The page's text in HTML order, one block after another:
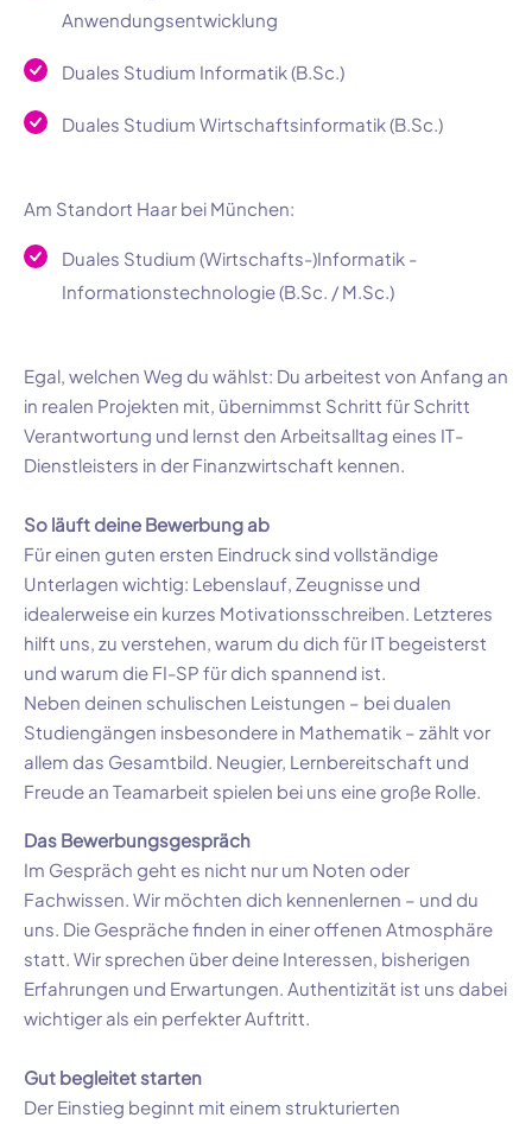
Anwendungsentwicklung
Duales Studium Informatik (B.Sc.)
Duales Studium Wirtschaftsinformatik (B.Sc.)
Am Standort Haar bei München:
Duales Studium (Wirtschafts-)Informatik -
Informationstechnologie (B.Sc. / M.Sc.)
Egal, welchen Weg du wählst: Du arbeitest von Anfang an
in realen Projekten mit, übernimmst Schritt für Schritt
Verantwortung und lernst den Arbeitsalltag eines IT-
Dienstleisters in der Finanzwirtschaft kennen.
So läuft deine Bewerbung ab
Für einen guten ersten Eindruck sind vollständige
Unterlagen wichtig: Lebenslauf, Zeugnisse und
idealerweise ein kurzes Motivationsschreiben. Letzteres
hilft uns, zu verstehen, warum du dich für IT begeisterst
und warum die FI-SP für dich spannend ist.
Neben deinen schulischen Leistungen – bei dualen
Studiengängen insbesondere in Mathematik – zählt vor
allem das Gesamtbild. Neugier, Lernbereitschaft und
Freude an Teamarbeit spielen bei uns eine große Rolle.
Das Bewerbungsgespräch
Im Gespräch geht es nicht nur um Noten oder
Fachwissen. Wir möchten dich kennenlernen – und du
uns. Die Gespräche finden in einer offenen Atmosphäre
statt. Wir sprechen über deine Interessen, bisherigen
Erfahrungen und Erwartungen. Authentizität ist uns dabei
wichtiger als ein perfekter Auftritt.
Gut begleitet starten
Der Einstieg beginnt mit einem strukturierten